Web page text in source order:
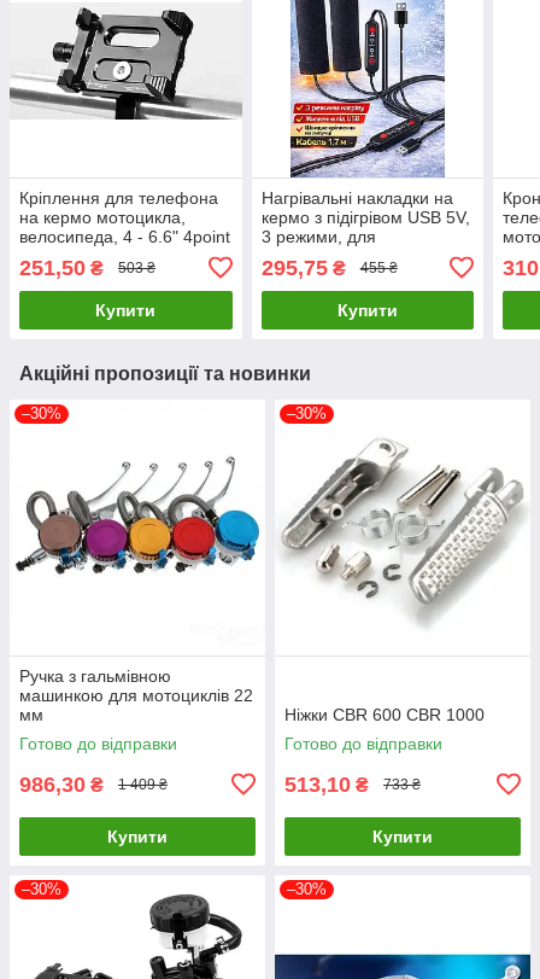
Кріплення для телефона
на кермо мотоцикла,
велосипеда, 4 - 6.6" 4point
251,50 ₴ 503 ₴
Купити
Нагрівальні накладки на
кермо з підігрівом USB 5V,
3 режими, для
мотоцикла коляски
295,75₴ 455 ₴
Купити
Акційні пропозиції та новинки
–30%
Ручка з гальмівною
машинкою для мотоциклів 22
мм
Готово до відправки
986,30 ₴ 1 409 ₴
Купити
–30%
Ніжки CBR 600 CBR 1000
Готово до відправки
513,10 ₴ 733 ₴
Купити
–30% –30%